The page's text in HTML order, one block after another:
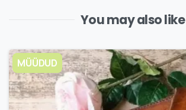
You may also like
MÜÜDUD